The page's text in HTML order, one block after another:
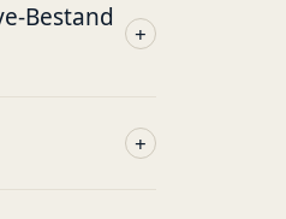
Bestand
+
+